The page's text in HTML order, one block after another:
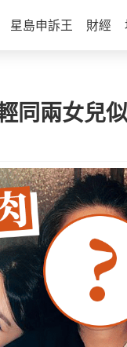
星島申訴王 財經
同兩女兒